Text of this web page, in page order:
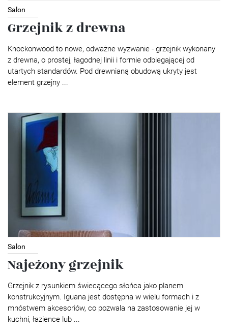
Salon
Grzejnik z drewna
Knockonwood to nowe, odważne wyzwanie - grzejnik wykonany
z drewna, o prostej, łagodnej linii i formie odbiegającej od
utartych standardów. Pod drewnianą obudową ukryty jest
element grzejny ...
Salon
Najeżony grzejnik
Grzejnik z rysunkiem świecącego słońca jako planem
konstrukcyjnym. Iguana jest dostępna w wielu formach i z
mnóstwem akcesoriów, co pozwala na zastosowanie jej w
kuchni, łazience lub ...